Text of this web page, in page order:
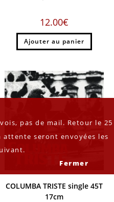
pas de mail. Retour le 25
attente seront envoyées les
Fermer
12.00€
Ajouter au panier
COLUMBA TRISTE single 45T
17cm